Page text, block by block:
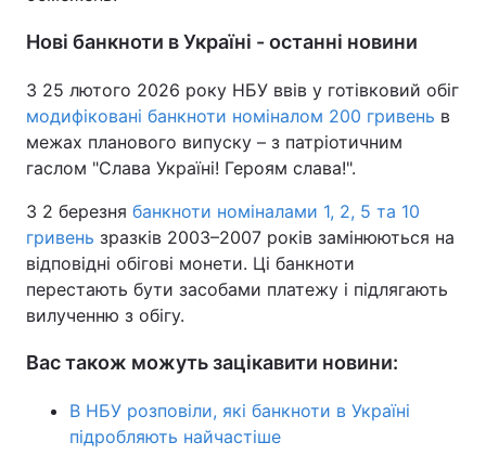
Нові банкноти в Україні - останні новини
З 25 лютого 2026 року НБУ ввів у готівковий обіг
модифіковані банкноти номіналом 200 гривень в
межах планового випуску – з патріотичним
гаслом "Слава Україні! Героям слава!".
З 2 березня банкноти номіналами 1, 2, 5 та 10
гривень зразків 2003–2007 років замінюються на
відповідні обігові монети. Ці банкноти
перестають бути засобами платежу і підлягають
вилученню з обігу.
Вас також можуть зацікавити новини:
В НБУ розповіли, які банкноти в Україні
підробляють найчастіше